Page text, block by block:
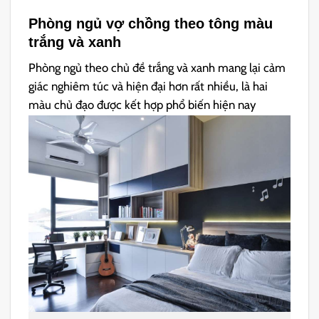
Phòng ngủ vợ chồng theo tông màu
trắng và xanh
Phòng ngủ theo chủ đề trắng và xanh mang lại cảm
giác nghiêm túc và hiện đại hơn rất nhiều, là hai
màu chủ đạo được kết hợp phổ biến hiện nay